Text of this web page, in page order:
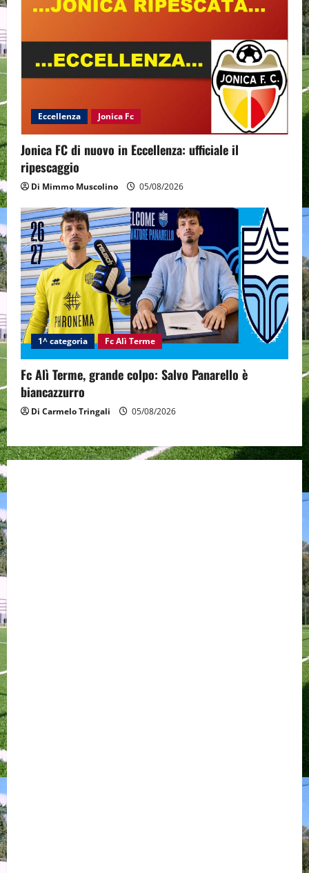
Eccellenza Jonica Fc
Jonica FC di nuovo in Eccellenza: ufficiale il
ripescaggio
Di Mimmo Muscolino 05/08/2026
1^ categoria Fc Alì Terme
Fc Alì Terme, grande colpo: Salvo Panarello è
biancazzurro
Di Carmelo Tringali 05/08/2026